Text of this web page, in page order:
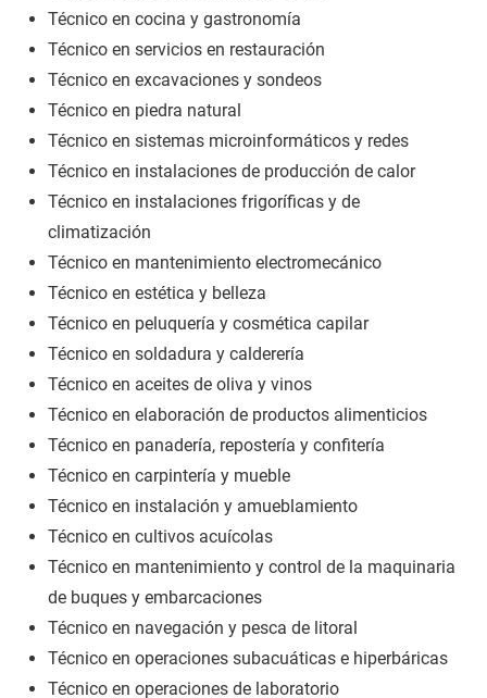
Técnico en cocina y gastronomía
Técnico en servicios en restauración
Técnico en excavaciones y sondeos
Técnico en piedra natural
Técnico en sistemas microinformáticos y redes
Técnico en instalaciones de producción de calor
Técnico en instalaciones frigoríficas y de
climatización
Técnico en mantenimiento electromecánico
Técnico en estética y belleza
Técnico en peluquería y cosmética capilar
Técnico en soldadura y calderería
Técnico en aceites de oliva y vinos
Técnico en elaboración de productos alimenticios
Técnico en panadería, repostería y confitería
Técnico en carpintería y mueble
Técnico en instalación y amueblamiento
Técnico en cultivos acuícolas
Técnico en mantenimiento y control de la maquinaria
de buques y embarcaciones
Técnico en navegación y pesca de litoral
Técnico en operaciones subacuáticas e hiperbáricas
Técnico en operaciones de laboratorio